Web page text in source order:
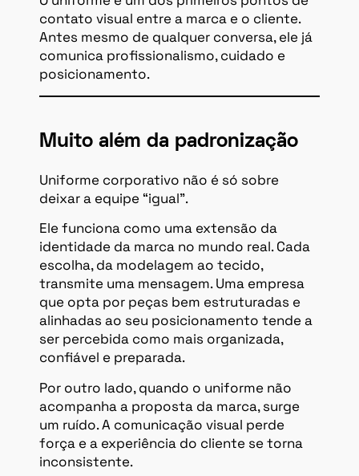
contato visual entre a marca e o cliente.
Antes mesmo de qualquer conversa, ele já
comunica profissionalismo, cuidado e
posicionamento.
Muito além da padronização
Uniforme corporativo não é só sobre
deixar a equipe “igual”.
Ele funciona como uma extensão da
identidade da marca no mundo real. Cada
escolha, da modelagem ao tecido,
transmite uma mensagem. Uma empresa
que opta por peças bem estruturadas e
alinhadas ao seu posicionamento tende a
ser percebida como mais organizada,
confiável e preparada.
Por outro lado, quando o uniforme não
acompanha a proposta da marca, surge
um ruído. A comunicação visual perde
força e a experiência do cliente se torna
inconsistente.